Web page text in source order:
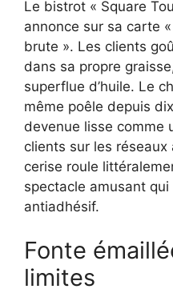
Le bistrot « Square
annonce sur sa carte
brute ». Les clients
dans sa propre
superflue d’huile. Le
même poêle depuis
devenue lisse comme
clients sur les réseaux
cerise roule
spectacle amusant
antiadhésif.
Fonte
limites